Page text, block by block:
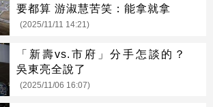
要都算 游淑慧苦笑：能拿就拿
(2025/11/11 14:21)
「新壽vs.市府」分手怎談的？
吳東亮全說了
(2025/11/06 16:07)